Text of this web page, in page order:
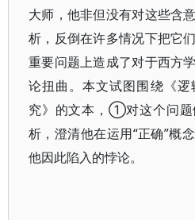
大师，他非但没有对这些含
析，反倒在许多情况下把它
重要问题上造成了对于西方
论扭曲。本文试图围绕《
究》的文本，①对这个问题
析，澄清他在运用“正确”概
他因此陷入的悖论。